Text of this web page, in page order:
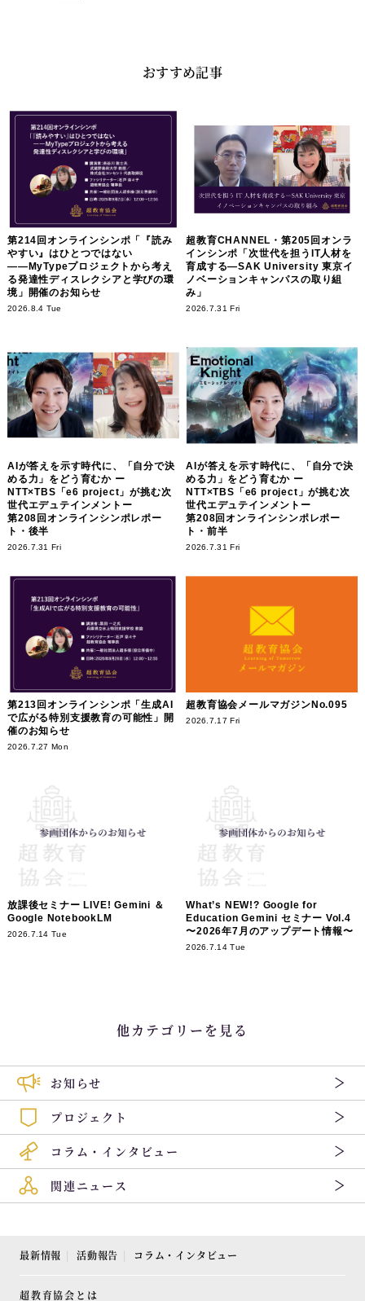
おすすめ記事
第214回オンラインシンポ「『読み
やすい』はひとつではない
――MyTypeプロジェクトから考え
る発達性ディスレクシアと学びの環
境」開催のお知らせ
2026.8.4 Tue
超教育CHANNEL・第205回オンラ
インシンポ「次世代を担うIT人材を
育成する―SAK University 東京イ
ノベーションキャンパスの取り組
み」
2026.7.31 Fri
AIが答えを示す時代に、「自分で決
める力」をどう育むか ー
NTT×TBS「e6 project」が挑む次
世代エデュテインメントー
第208回オンラインシンポレポー
ト・後半
2026.7.31 Fri
AIが答えを示す時代に、「自分で決
める力」をどう育むか ー
NTT×TBS「e6 project」が挑む次
世代エデュテインメントー
第208回オンラインシンポレポー
ト・前半
2026.7.31 Fri
第213回オンラインシンポ「生成AI
で広がる特別支援教育の可能性」開
催のお知らせ
2026.7.27 Mon
超教育協会メールマガジンNo.095
2026.7.17 Fri
放課後セミナー LIVE! Gemini ＆
Google NotebookLM
2026.7.14 Tue
What’s NEW!? Google for
Education Gemini セミナー Vol.4
〜2026年7月のアップデート情報〜
2026.7.14 Tue
他カテゴリーを見る
お知らせ
プロジェクト
コラム・インタビュー
関連ニュース
最新情報 活動報告 コラム・インタビュー
超教育協会とは